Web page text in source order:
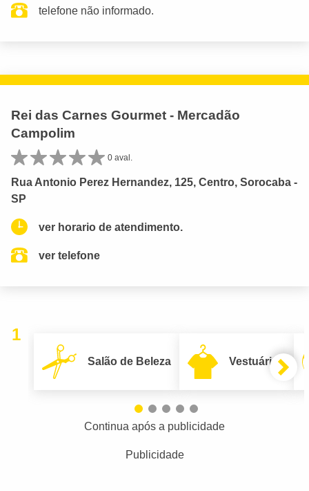
telefone não informado.
Rei das Carnes Gourmet - Mercadão
Campolim
0 aval.
Rua Antonio Perez Hernandez, 125, Centro, Sorocaba -
SP
ver horario de atendimento.
ver telefone
1
Salão de Beleza Vestuário
Continua após a publicidade
Publicidade